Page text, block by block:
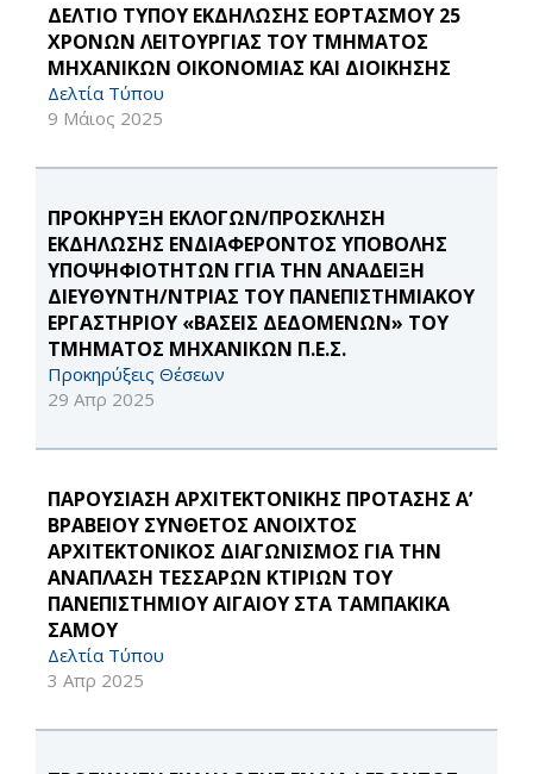
ΔΕΛΤΙΟ ΤΥΠΟΥ ΕΚΔΗΛΩΣΗΣ ΕΟΡΤΑΣΜΟΥ 25
ΧΡΟΝΩΝ ΛΕΙΤΟΥΡΓΙΑΣ ΤΟΥ ΤΜΗΜΑΤΟΣ
ΜΗΧΑΝΙΚΩΝ ΟΙΚΟΝΟΜΙΑΣ ΚΑΙ ΔΙΟΙΚΗΣΗΣ
Δελτία Τύπου
9 Μάιος 2025
ΠΡΟΚΗΡΥΞΗ ΕΚΛΟΓΩΝ/ΠΡΟΣΚΛΗΣΗ
ΕΚΔΗΛΩΣΗΣ ΕΝΔΙΑΦΕΡΟΝΤΟΣ ΥΠΟΒΟΛΗΣ
ΥΠΟΨΗΦΙΟΤΗΤΩΝ ΓΓΙΑ ΤΗΝ ΑΝΑΔΕΙΞΗ
ΔΙΕΥΘΥΝΤΗ/ΝΤΡΙΑΣ ΤΟΥ ΠΑΝΕΠΙΣΤΗΜΙΑΚΟΥ
ΕΡΓΑΣΤΗΡΙΟΥ «ΒΑΣΕΙΣ ΔΕΔΟΜΕΝΩΝ» ΤΟΥ
ΤΜΗΜΑΤΟΣ ΜΗΧΑΝΙΚΩΝ Π.Ε.Σ.
Προκηρύξεις Θέσεων
29 Απρ 2025
ΠΑΡΟΥΣΙΑΣΗ ΑΡΧΙΤΕΚΤΟΝΙΚΗΣ ΠΡΟΤΑΣΗΣ Α’
ΒΡΑΒΕΙΟΥ ΣΥΝΘΕΤΟΣ ΑΝΟΙΧΤΟΣ
ΑΡΧΙΤΕΚΤΟΝΙΚΟΣ ΔΙΑΓΩΝΙΣΜΟΣ ΓΙΑ ΤΗΝ
ΑΝΑΠΛΑΣΗ ΤΕΣΣΑΡΩΝ ΚΤΙΡΙΩΝ ΤΟΥ
ΠΑΝΕΠΙΣΤΗΜΙΟΥ ΑΙΓΑΙΟΥ ΣΤΑ ΤΑΜΠΑΚΙΚΑ
ΣΑΜΟΥ
Δελτία Τύπου
3 Απρ 2025